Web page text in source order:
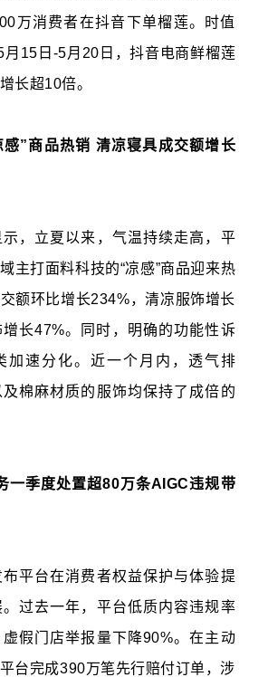
万消费者在抖音下单榴莲。时值
15日-5月20日，抖音电商鲜榴莲
长超10倍。
”商品热销 清凉寝具成交额增长
，立夏以来，气温持续走高，平
主打面料科技的“凉感”商品迎来热
额环比增长234%，清凉服饰增长
长47%。同时，明确的功能性诉
加速分化。近一个月内，透气排
棉麻材质的服饰均保持了成倍的
一季度处置超80万条AIGC违规带
平台在消费者权益保护与体验提
过去一年，平台低质内容违规率
虚假门店举报量下降90%。在主动
台完成390万笔先行赔付订单，涉